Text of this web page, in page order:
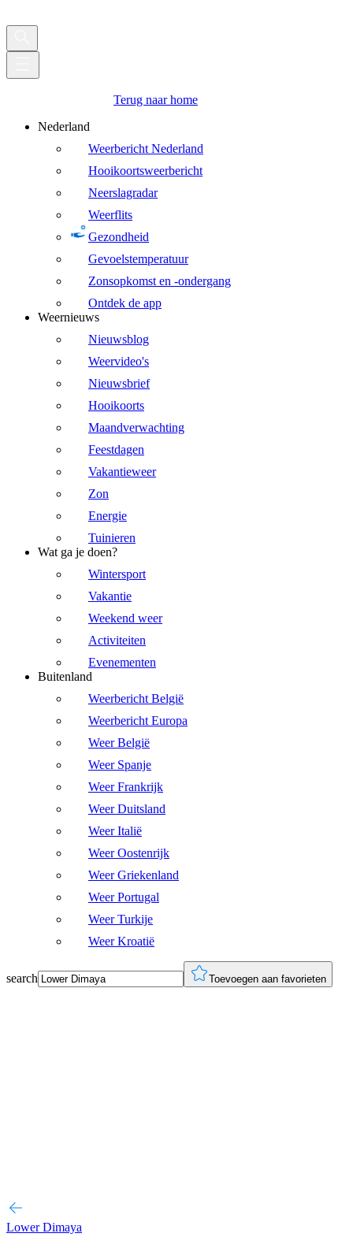
Terug naar home
Nederland
Weerbericht Nederland
Hooikoortsweerbericht
Neerslagradar
Weerflits
Gezondheid
Gevoelstemperatuur
Zonsopkomst en -ondergang
Ontdek de app
Weernieuws
Nieuwsblog
Weervideo's
Nieuwsbrief
Hooikoorts
Maandverwachting
Feestdagen
Vakantieweer
Zon
Energie
Tuinieren
Wat ga je doen?
Wintersport
Vakantie
Weekend weer
Activiteiten
Evenementen
Buitenland
Weerbericht België
Weerbericht Europa
Weer België
Weer Spanje
Weer Frankrijk
Weer Duitsland
Weer Italië
Weer Oostenrijk
Weer Griekenland
Weer Portugal
Weer Turkije
Weer Kroatië
search Toevoegen aan favorieten
Lower Dimaya